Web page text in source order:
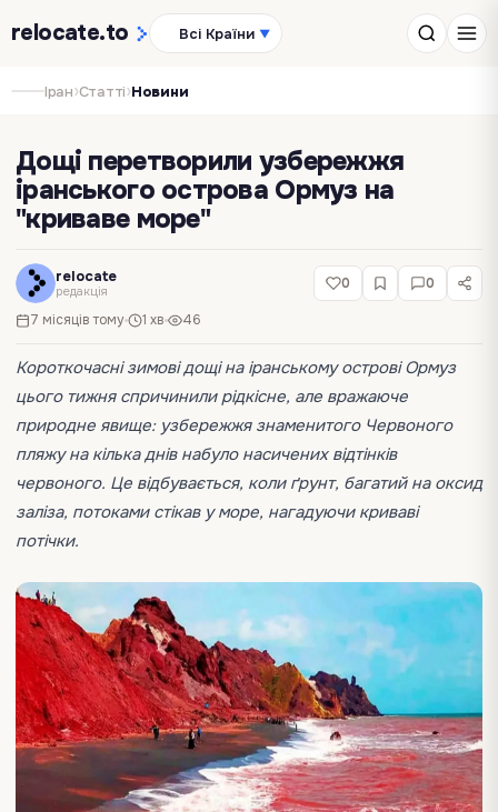
relocate.to Всі Країни ▼
Іран›Статті›Новини
Дощі перетворили узбережжя
іранського острова Ормуз на
"криваве море"
relocate
редакція
7 місяців тому 1 хв 46
0 0
Короткочасні зимові дощі на іранському острові Ормуз
цього тижня спричинили рідкісне, але вражаюче
природне явище: узбережжя знаменитого Червоного
пляжу на кілька днів набуло насичених відтінків
червоного. Це відбувається, коли ґрунт, багатий на оксид
заліза, потоками стікав у море, нагадуючи криваві
потічки.